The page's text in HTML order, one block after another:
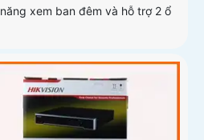
xem ban đêm và hỗ trợ 2 ổ